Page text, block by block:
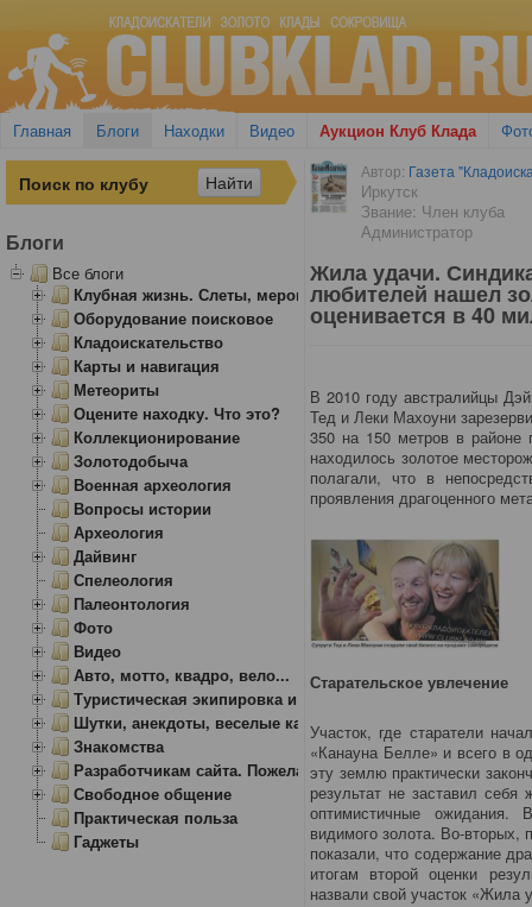
Главная Блоги Находки Видео Аукцион Клуб Клада
Автор: Газета
Иркутск
Звание: Член клуба
Администратор
Жила удачи.
любителей нашел
оценивается в 40
В 2010 году австралийцы
Тед и Леки Махоуни
350 на 150 метров в районе
находилось золотое
полагали, что в
проявления драгоценного
Старательское увлечение
Участок, где старатели
«Канауна Белле» и всего в
эту землю практически
результат не заставил
оптимистичные ожидания.
видимого золота. Во-вторых,
показали, что содержание
итогам второй оценки
назвали свой участок «Жила
Блоги
Все блоги
Клубная жизнь. Слеты, мероприятия
Оборудование поисковое
Кладоискательство
Карты и навигация
Метеориты
Оцените находку. Что это?
Коллекционирование
Золотодобыча
Военная археология
Вопросы истории
Археология
Дайвинг
Спелеология
Палеонтология
Фото
Видео
Авто, мотто, квадро, вело...
Туристическая экипировка и снаряжение
Шутки, анекдоты, веселые картинки
Знакомства
Разработчикам сайта. Пожелания, замечания.
Свободное общение
Практическая польза
Гаджеты